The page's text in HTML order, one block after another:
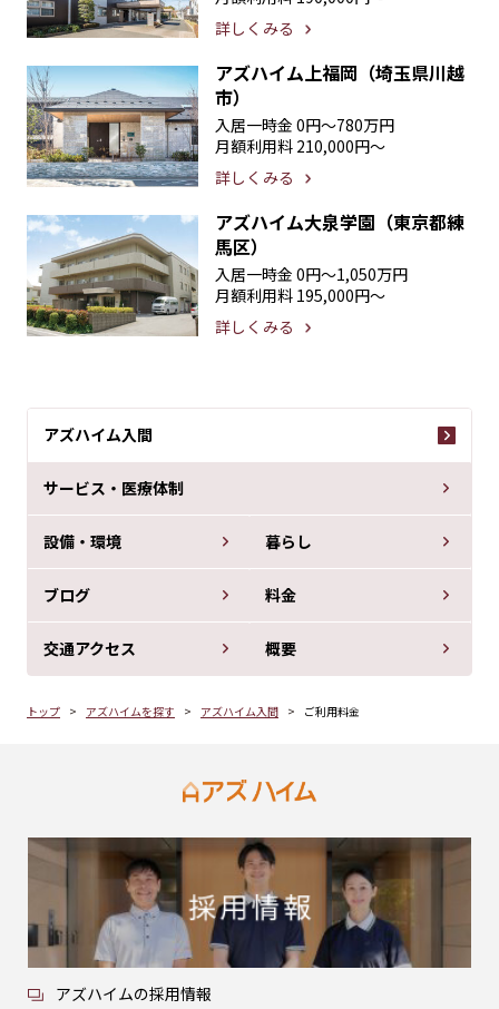
アズハイム入間
サービス・医療体制
設備・環境 暮らし
ブログ 料金
交通アクセス 概要
トップ アズハイムを探す アズハイム入間 ご利用料金
詳しくみる
アズハイム上福岡（埼玉県川越
市）
入居一時金 0円〜780万円
月額利用料 210,000円〜
詳しくみる
アズハイム大泉学園（東京都練
馬区）
入居一時金 0円〜1,050万円
月額利用料 195,000円〜
詳しくみる
アズハイムの採用情報